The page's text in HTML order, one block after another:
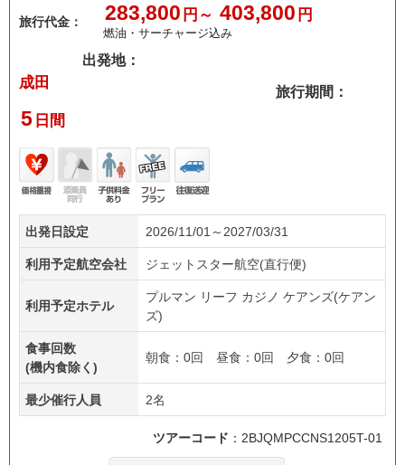
旅行代金： 283,800 円～ 403,800 円
燃油・サーチャージ込み
出発地：
成田
旅行期間：
5 日間
価格
重視
添乗
員無
し
子供
あり
フリ
ープ
ラン
往復
送迎
出発日設定 2026/11/01～2027/03/31
利用予定航空会社 ジェットスター航空(直行便)
利用予定ホテル
プルマン リーフ カジノ ケアンズ(ケアン
ズ)
食事回数
(機内食除く)
朝食：0回 昼食：0回 夕食：0回
最少催行人員 2名
ツアーコード ：2BJQMPCCNS1205T-01